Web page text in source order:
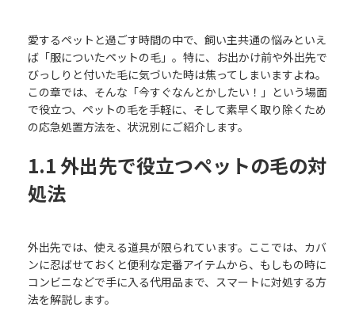
愛するペットと過ごす時間の中で、飼い主共通の悩みといえ
ば「服についたペットの毛」。特に、お出かけ前や外出先で
びっしりと付いた毛に気づいた時は焦ってしまいますよね。
この章では、そんな「今すぐなんとかしたい！」という場面
で役立つ、ペットの毛を手軽に、そして素早く取り除くため
の応急処置方法を、状況別にご紹介します。
1.1 外出先で役立つペットの毛の対
処法
外出先では、使える道具が限られています。ここでは、カバ
ンに忍ばせておくと便利な定番アイテムから、もしもの時に
コンビニなどで手に入る代用品まで、スマートに対処する方
法を解説します。